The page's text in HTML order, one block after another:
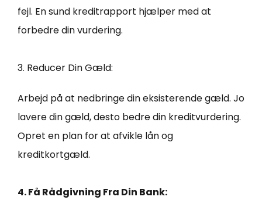
fejl. En sund kreditrapport hjælper med at
forbedre din vurdering.
3. Reducer Din Gæld:
Arbejd på at nedbringe din eksisterende gæld. Jo
lavere din gæld, desto bedre din kreditvurdering.
Opret en plan for at afvikle lån og
kreditkortgæld.
4. Få Rådgivning Fra Din Bank: